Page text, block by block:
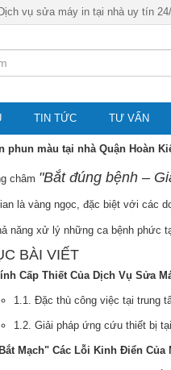
máy in tại nhà uy tín 24/7 bảo
TIN TỨC TƯ VẤN
phun màu tại nhà Quận Hoàn
châm "Bắt đúng bệnh –
là vàng ngọc, đặc biệt với các
năng xử lý những ca bệnh phức
BÀI VIẾT
Cấp Thiết Của Dịch Vụ Sửa
1.1. Đặc thù công việc tại trung
1.2. Giải pháp ứng cứu thiết bị
Mạch" Các Lỗi Kinh Điển Của